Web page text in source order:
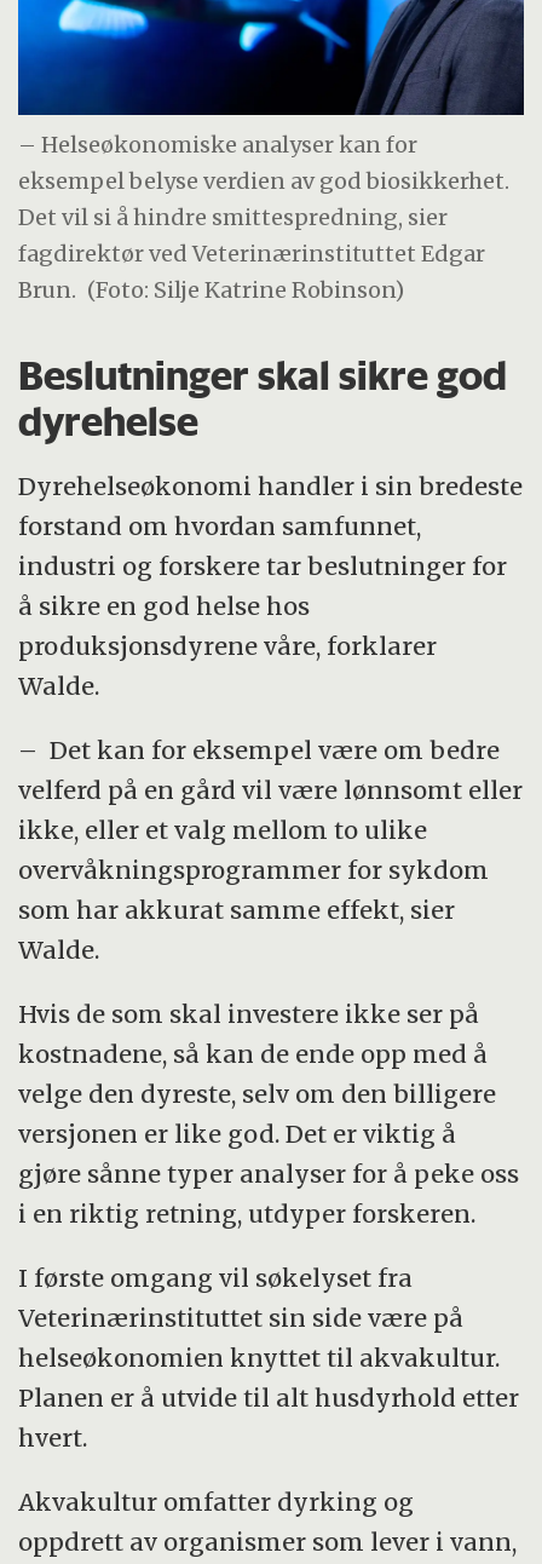
– Helseøkonomiske analyser kan for
eksempel belyse verdien av god biosikkerhet.
Det vil si å hindre smittespredning, sier
fagdirektør ved Veterinærinstituttet Edgar
Brun. (Foto: Silje Katrine Robinson)
Beslutninger skal sikre god
dyrehelse
Dyrehelseøkonomi handler i sin bredeste
forstand om hvordan samfunnet,
industri og forskere tar beslutninger for
å sikre en god helse hos
produksjonsdyrene våre, forklarer
Walde.
– Det kan for eksempel være om bedre
velferd på en gård vil være lønnsomt eller
ikke, eller et valg mellom to ulike
overvåkningsprogrammer for sykdom
som har akkurat samme effekt, sier
Walde.
Hvis de som skal investere ikke ser på
kostnadene, så kan de ende opp med å
velge den dyreste, selv om den billigere
versjonen er like god. Det er viktig å
gjøre sånne typer analyser for å peke oss
i en riktig retning, utdyper forskeren.
I første omgang vil søkelyset fra
Veterinærinstituttet sin side være på
helseøkonomien knyttet til akvakultur.
Planen er å utvide til alt husdyrhold etter
hvert.
Akvakultur omfatter dyrking og
oppdrett av organismer som lever i vann,